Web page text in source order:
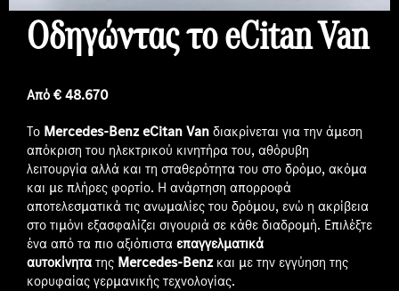
Οδηγώντας το eCitan Van
Από € 48.670
Το Mercedes-Benz eCitan Vanδιακρίνεται για την άμεση
απόκριση του ηλεκτρικού κινητήρα του, αθόρυβη
λειτουργία αλλά και τη σταθερότητα του στο δρόμο, ακόμα
και με πλήρες φορτίο. Η ανάρτηση απορροφά
αποτελεσματικά τις ανωμαλίες του δρόμου, ενώ η ακρίβεια
στο τιμόνι εξασφαλίζει σιγουριά σε κάθε διαδρομή. Επιλέξτε
ένα από τα πιο αξιόπιστα επαγγελματικά
αυτοκίνητατης Mercedes-Benz και με την εγγύηση της
κορυφαίας γερμανικής τεχνολογίας.